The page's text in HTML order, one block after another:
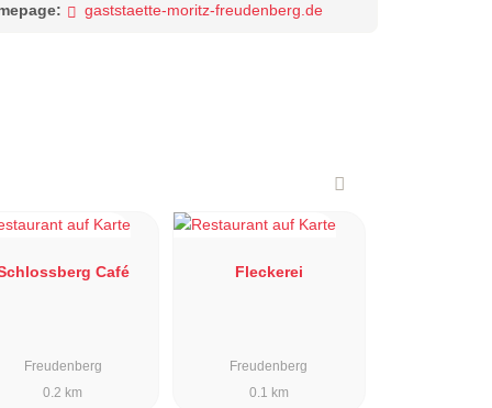
gaststaette-moritz-freudenberg.de
Café
Freudenberg
0.2 km
Fleckerei
Freudenberg
0.1 km